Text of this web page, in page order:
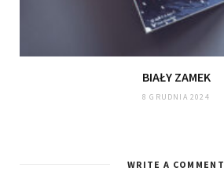
BIAŁY ZAMEK
8 GRUDNIA 2024
WRITE A COMMENT